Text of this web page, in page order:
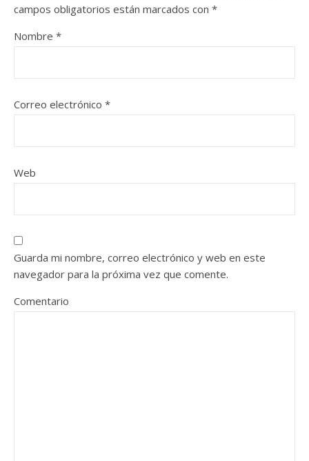
campos obligatorios están marcados con *
Nombre *
Correo electrónico *
Web
Guarda mi nombre, correo electrónico y web en este
navegador para la próxima vez que comente.
Comentario